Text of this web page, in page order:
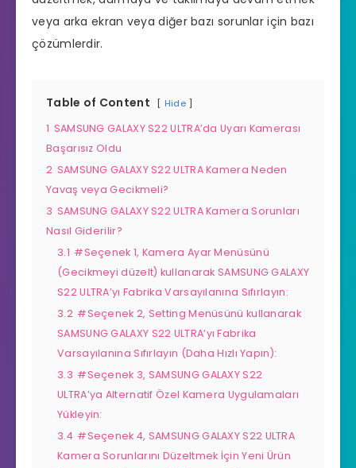
veya arka ekran veya diğer bazı sorunlar için bazı
çözümlerdir.
Table of Content Hide
1 SAMSUNG GALAXY S22 ULTRA’da Uyarı Kamerası
Başarısız Oldu
2 SAMSUNG GALAXY S22 ULTRA Kamera Neden
Yavaş veya Gecikmeli?
3 SAMSUNG GALAXY S22 ULTRA Kamera Sorunları
Nasıl Giderilir?
3.1 #Seçenek 1, Kamera Ayar Menüsünü
(Gecikmeyi düzelt) kullanarak SAMSUNG GALAXY
S22 ULTRA’yı Fabrika Varsayılanına Sıfırlayın:
3.2 #Seçenek 2, Setting Menüsünü kullanarak
SAMSUNG GALAXY S22 ULTRA’yı Fabrika
Varsayılanına Sıfırlayın (Daha Hızlı Yapın):
3.3 #Seçenek 3, SAMSUNG GALAXY S22
ULTRA’ya Alternatif Özel Kamera Uygulamaları
Yükleyin:
3.4 #Seçenek 4, SAMSUNG GALAXY S22 ULTRA
Kamera Sorunlarını Düzeltmek İçin Yeni Ürün